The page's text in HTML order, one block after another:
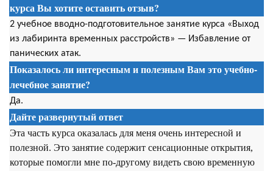
курса Вы хотите оставить отзыв?
2 учебное вводно-подготовительное занятие курса «Выход
из лабиринта временных расстройств» — Избавление от
панических атак.
Показалось ли интересным и полезным Вам это учебно-
лечебное занятие?
Да.
Дайте развернутый ответ
Эта часть курса оказалась для меня очень интересной и
полезной. Это занятие содержит сенсационные открытия,
которые помогли мне по-другому видеть свою временную